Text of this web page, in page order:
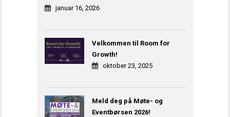
januar 16, 2026
Velkommen til Room for
Growth!
oktober 23, 2025
Meld deg på Møte- og
Eventbørsen 2026!